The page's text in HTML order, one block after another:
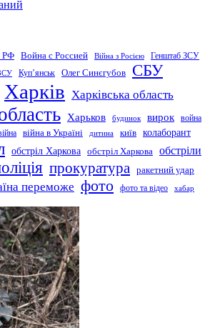
РФ Война с Россией Війна з Росією Генштаб ЗСУ
Купʼянськ Олег Синєгубов СБУ
Харків Харківська область
Харьков будинок вирок война
війна в Україні дитина київ колаборант
обстріл Харкова обстріл Харкова обстріли
прокуратура
ракетний удар
переможе фото фото та відео хабар